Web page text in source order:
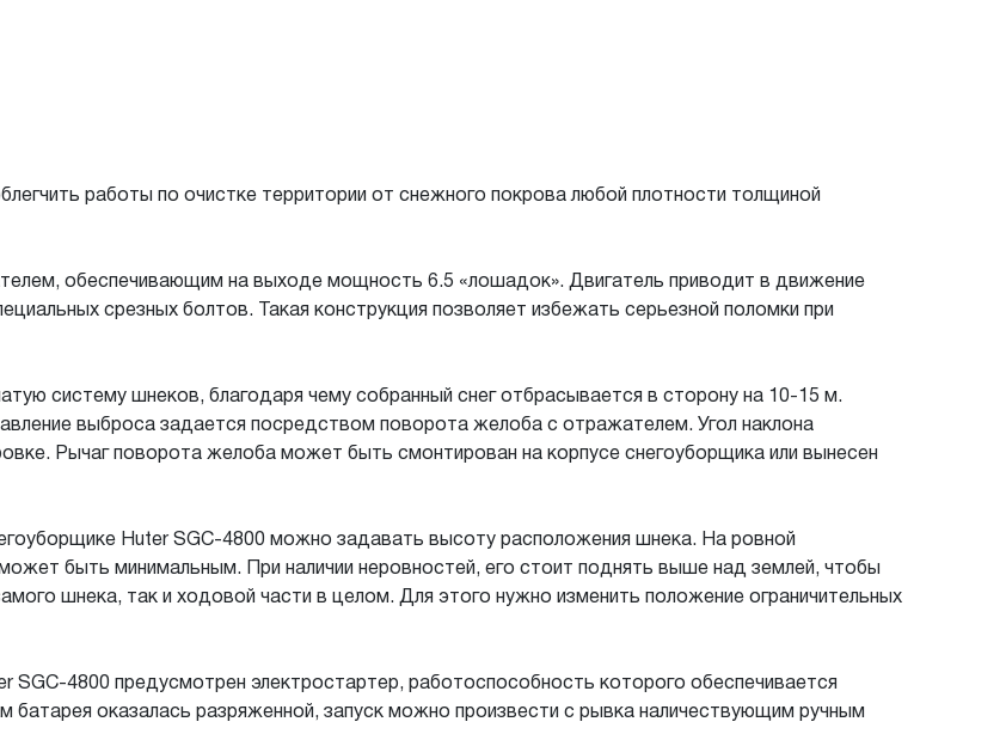
работы по очистке территории от снежного покрова любой плотности толщиной
обеспечивающим на выходе мощность 6.5 «лошадок». Двигатель приводит в движение
срезных болтов. Такая конструкция позволяет избежать серьезной поломки при
систему шнеков, благодаря чему собранный снег отбрасывается в сторону на 10-15 м.
выброса задается посредством поворота желоба с отражателем. Угол наклона
Рычаг поворота желоба может быть смонтирован на корпусе снегоуборщика или вынесен
Huter SGC-4800 можно задавать высоту расположения шнека. На ровной
быть минимальным. При наличии неровностей, его стоит поднять выше над землей, чтобы
шнека, так и ходовой части в целом. Для этого нужно изменить положение ограничительных
SGC-4800 предусмотрен электростартер, работоспособность которого обеспечивается
батарея оказалась разряженной, запуск можно произвести с рывка наличествующим ручным